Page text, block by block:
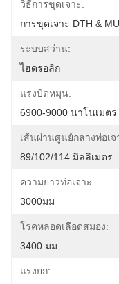
วิธีการขุดเจาะ:
การขุดเจาะ DTH &
ระบบสว่าน:
ไฮดรอลิก
แรงบิดหมุน:
6900-9000 นาโนเมตร
เส้นผ่านศูนย์กลางท่อเจ
89/102/114 มิลลิเมตร
ความยาวท่อเจาะ:
3000มม
โรคหลอดเลือดสมอง:
3400 มม.
แรงยก: